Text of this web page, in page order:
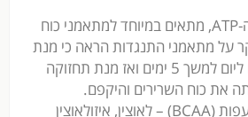
קריאטין – מוסף לה-ATP, מתאים במיוחד למתאמני כוח
על מתאמני התנגדות הראה כי מנת
טעינה של 20 גרם ליום למשך 5 ימים ואז מנת תחזוקה
חומצות אמינו מסועפות (BCAA) – לאוצין, איזולאוצין